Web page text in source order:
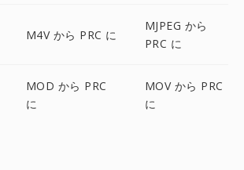
M4V から PRC に
MJPEG から
PRC に
MOD から PRC
に
MOV から PRC
に